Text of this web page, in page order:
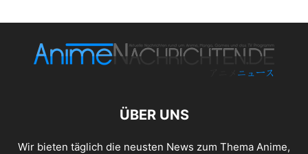
ÜBER UNS
Wir bieten täglich die neusten News zum Thema Anime,